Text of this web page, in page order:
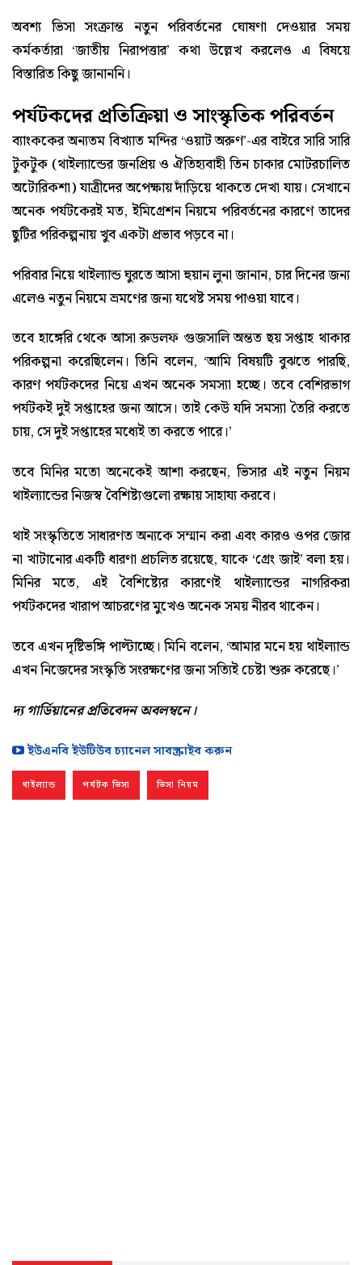
অবশ্য ভিসা সংক্রান্ত নতুন পরিবর্তনের ঘোষণা দেওয়ার সময়
কর্মকর্তারা ‘জাতীয় নিরাপত্তার’ কথা উল্লেখ করলেও এ বিষয়ে
বিস্তারিত কিছু জানাননি।
পর্যটকদের প্রতিক্রিয়া ও সাংস্কৃতিক পরিবর্তন
ব্যাংককের অন্যতম বিখ্যাত মন্দির ‘ওয়াট অরুণ’-এর বাইরে সারি সারি
টুকটুক (থাইল্যান্ডের জনপ্রিয় ও ঐতিহ্যবাহী তিন চাকার মোটরচালিত
অটোরিকশা) যাত্রীদের অপেক্ষায় দাঁড়িয়ে থাকতে দেখা যায়। সেখানে
অনেক পর্যটকেরই মত, ইমিগ্রেশন নিয়মে পরিবর্তনের কারণে তাদের
ছুটির পরিকল্পনায় খুব একটা প্রভাব পড়বে না।
পরিবার নিয়ে থাইল্যান্ড ঘুরতে আসা হুয়ান লুনা জানান, চার দিনের জন্য
এলেও নতুন নিয়মে ভ্রমণের জন্য যথেষ্ট সময় পাওয়া যাবে।
তবে হাঙ্গেরি থেকে আসা রুডলফ গুজসালি অন্তত ছয় সপ্তাহ থাকার
পরিকল্পনা করেছিলেন। তিনি বলেন, ‘আমি বিষয়টি বুঝতে পারছি,
কারণ পর্যটকদের নিয়ে এখন অনেক সমস্যা হচ্ছে। তবে বেশিরভাগ
পর্যটকই দুই সপ্তাহের জন্য আসে। তাই কেউ যদি সমস্যা তৈরি করতে
চায়, সে দুই সপ্তাহের মধ্যেই তা করতে পারে।’
তবে মিনির মতো অনেকেই আশা করছেন, ভিসার এই নতুন নিয়ম
থাইল্যান্ডের নিজস্ব বৈশিষ্ট্যগুলো রক্ষায় সাহায্য করবে।
থাই সংস্কৃতিতে সাধারণত অন্যকে সম্মান করা এবং কারও ওপর জোর
না খাটানোর একটি ধারণা প্রচলিত রয়েছে, যাকে ‘গ্রেং জাই’ বলা হয়।
মিনির মতে, এই বৈশিষ্ট্যের কারণেই থাইল্যান্ডের নাগরিকরা
পর্যটকদের খারাপ আচরণের মুখেও অনেক সময় নীরব থাকেন।
তবে এখন দৃষ্টিভঙ্গি পাল্টাচ্ছে। মিনি বলেন, ‘আমার মনে হয় থাইল্যান্ড
এখন নিজেদের সংস্কৃতি সংরক্ষণের জন্য সত্যিই চেষ্টা শুরু করেছে।’
দ্য গার্ডিয়ানের প্রতিবেদন অবলম্বনে।
ইউএনবি ইউটিউব চ্যানেল সাবস্ক্রাইব করুন
থাইল্যান্ড পর্যটক ভিসা ভিসা নিয়ম